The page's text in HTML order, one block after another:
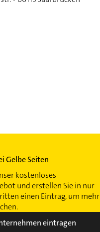
Gelbe Seiten
kostenloses
und erstellen Sie in nur
einen Eintrag, um mehr
eintragen